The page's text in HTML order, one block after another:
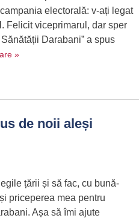
electorală: v-ați legat
Felicit viceprimarul, dar sper
Darabani” a spus
»
de noii aleși
țării și să fac, cu bună-
priceperea mea pentru
Așa să îmi ajute